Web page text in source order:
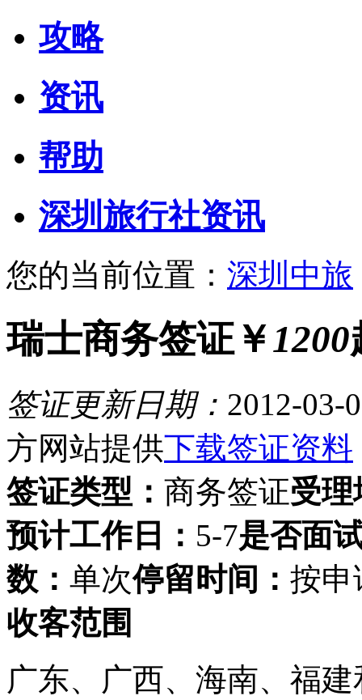
攻略
资讯
帮助
深圳旅行社资讯
您的当前位置： 深圳中旅
瑞士商务签证￥1200
签证更新日期： 2012-03-
方网站提供下载签证资料
签证类型： 商务签证受理
预计工作日： 5-7是否面
数： 单次停留时间： 按申
收客范围
广东、广西、海南、福